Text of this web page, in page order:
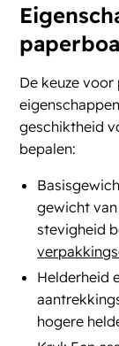
De keuze
geschiktheid
bepalen:
gewicht
stevigheid
Helderheid
hogere